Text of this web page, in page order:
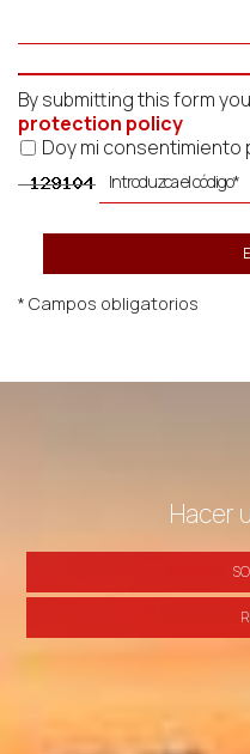
By submitting this form
protection policy
Doy mi
* Campos obligatorios
Hacer